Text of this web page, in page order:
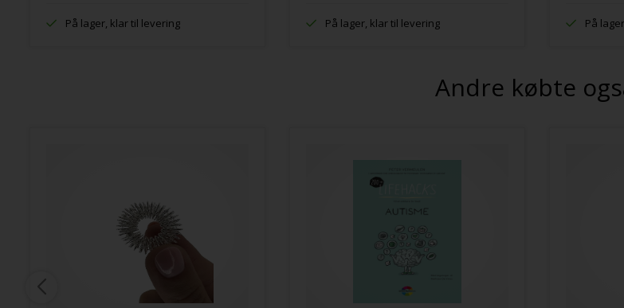
På lager, klar til levering På lager, klar til levering På
Andre købte